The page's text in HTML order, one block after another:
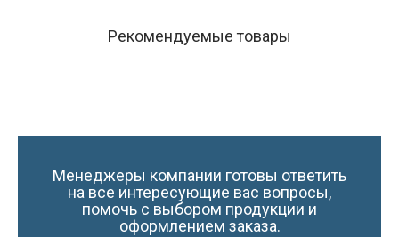
Рекомендуемые товары
Менеджеры компании готовы ответить
на все интересующие вас вопросы,
помочь с выбором продукции и
оформлением заказа.